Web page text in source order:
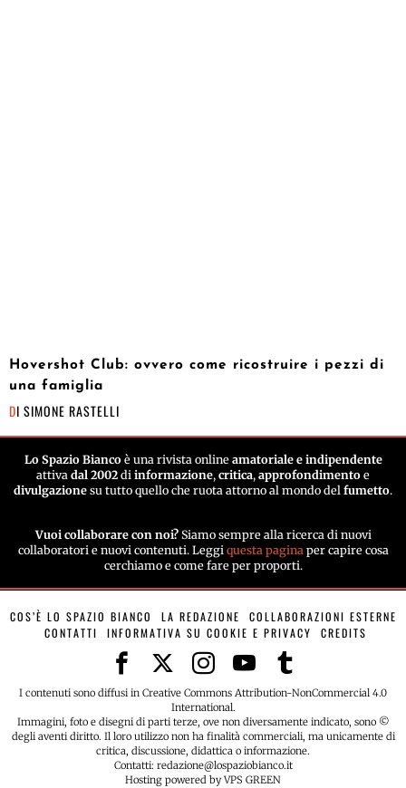
Hovershot Club: ovvero come ricostruire i pezzi di
una famiglia
DI SIMONE RASTELLI
Lo Spazio Biancoè una rivista online amatoriale e indipendente
attiva dal 2002 di informazione, critica, approfondimento e
divulgazione su tutto quello che ruota attorno al mondo del fumetto.
Vuoi collaborare con noi? Siamo sempre alla ricerca di nuovi
collaboratori e nuovi contenuti. Leggi questa paginaper capire cosa
cerchiamo e come fare per proporti.
COS’È LO SPAZIO BIANCO LA REDAZIONE
COLLABORAZIONI ESTERNE
CONTATTI
INFORMATIVA SU COOKIE E PRIVACY CREDITS
I contenuti sono diffusi in Creative Commons Attribution-NonCommercial 4.0
International.
Immagini, foto e disegni di parti terze, ove non diversamente indicato, sono ©
degli aventi diritto. Il loro utilizzo non ha finalità commerciali, ma unicamente di
critica, discussione, didattica o informazione.
Contatti: redazione@lospaziobianco.it
Hosting powered by VPS GREEN